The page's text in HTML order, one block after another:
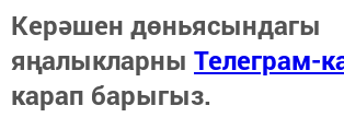
Керәшен дөньясындагы
яңалыкларны Телеграм-
карап барыгыз.